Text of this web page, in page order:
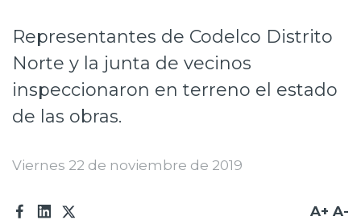
Sustentabilidad
Innovación
Inversionistas
Trabaja en Codelco
Transparencia activa
Representantes de Codelco Distrito
Norte y la junta de vecinos
inspeccionaron en terreno el estado
de las obras.
Viernes 22 de noviembre de 2019
A+ A-